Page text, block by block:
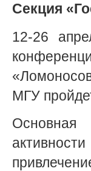
Секция
12-26
МГУ